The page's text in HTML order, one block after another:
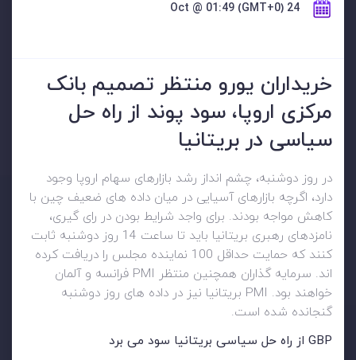
24 Oct @ 01:49 (GMT+0)
خریداران یورو منتظر تصمیم بانک
مرکزی اروپا، سود پوند از راه حل
سیاسی در بریتانیا
در روز دوشنبه، چشم انداز رشد بازارهای سهام اروپا وجود
دارد، اگرچه بازارهای آسیایی در میان داده های ضعیف چین با
کاهش مواجه بودند. برای واجد شرایط بودن در رای گیری،
نامزدهای رهبری بریتانیا باید تا ساعت 14 روز دوشنبه ثابت
کنند که حمایت حداقل 100 نماینده مجلس را دریافت کرده
اند. سرمایه گذاران همچنین منتظر PMI فرانسه و آلمان
خواهند بود. PMI بریتانیا نیز در داده های روز دوشنبه
گنجانده شده است.
GBP از راه حل سیاسی بریتانیا سود می برد